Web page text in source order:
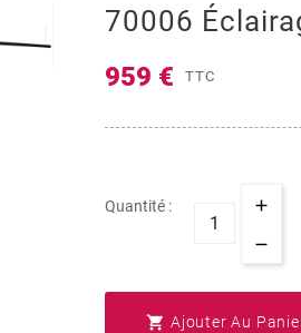
70006
959 € TTC
Quantité :
 Ajouter Au